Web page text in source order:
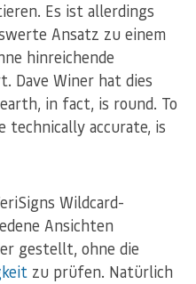
Es ist allerdings
Ansatz zu einem
hinreichende
Dave Winer hat dies
in fact, is round. To
technically accurate, is
Wildcard-
Ansichten
gestellt, ohne die
zu prüfen. Natürlich